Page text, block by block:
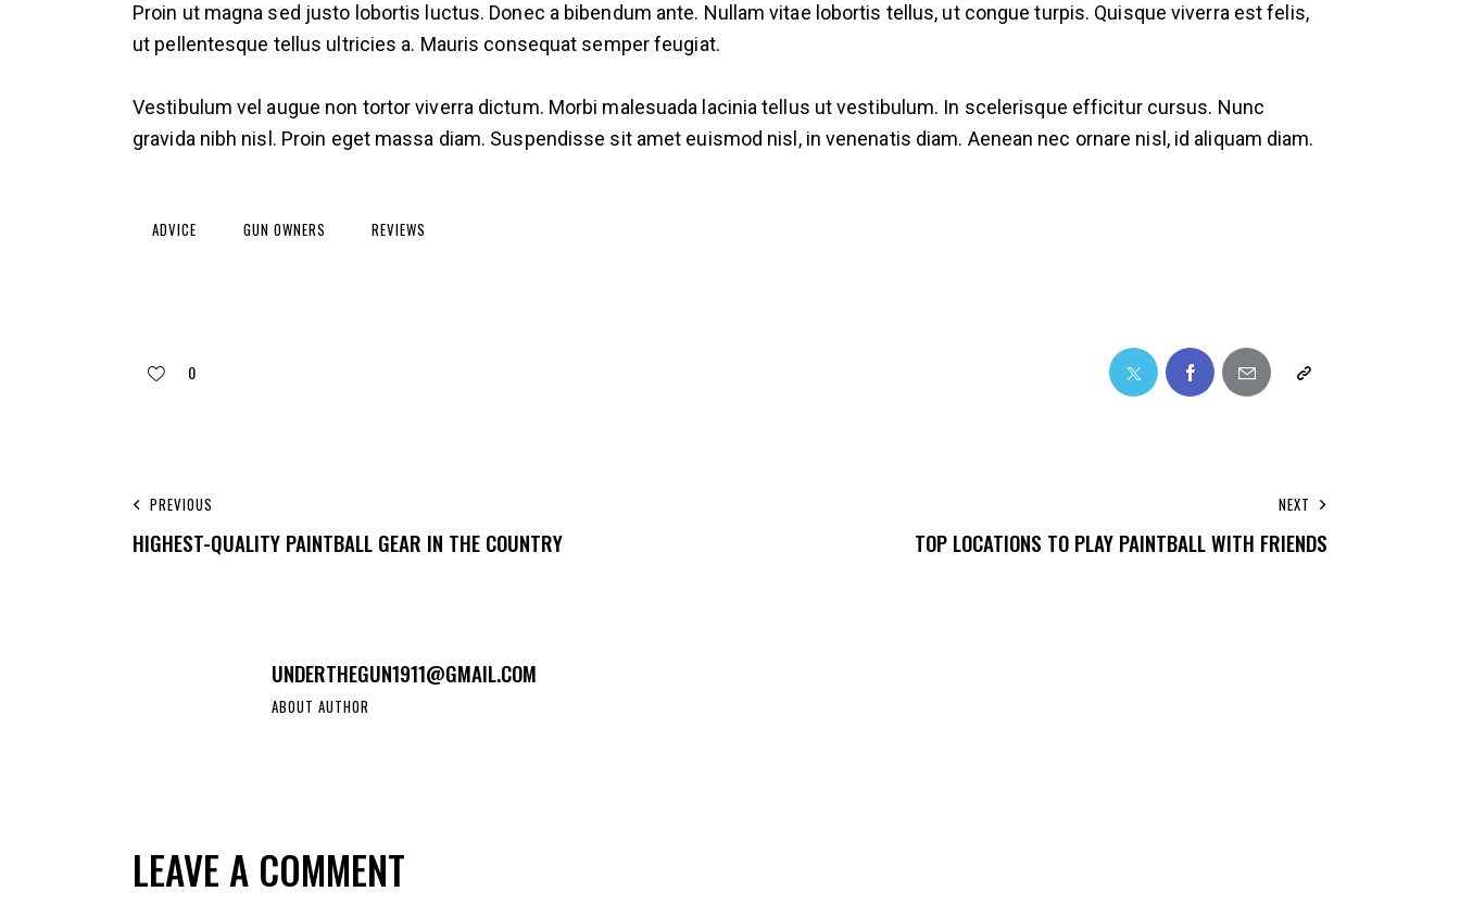
Proin ut magna sed justo lobortis luctus. Donec a bibendum ante. Nullam vitae lobortis tellus, ut congue turpis. Quisque viverra est felis,
ut pellentesque tellus ultricies a. Mauris consequat semper feugiat.
Vestibulum vel augue non tortor viverra dictum. Morbi malesuada lacinia tellus ut vestibulum. In scelerisque efficitur cursus. Nunc
gravida nibh nisl. Proin eget massa diam. Suspendisse sit amet euismod nisl, in venenatis diam. Aenean nec ornare nisl, id aliquam diam.
ADVICE GUN OWNERS REVIEWS
0
PREVIOUS
HIGHEST-QUALITY PAINTBALL GEAR IN THE COUNTRY
NEXT
TOP LOCATIONS TO PLAY PAINTBALL WITH FRIENDS
UNDERTHEGUN1911@GMAIL.COM
ABOUT AUTHOR
LEAVE A COMMENT